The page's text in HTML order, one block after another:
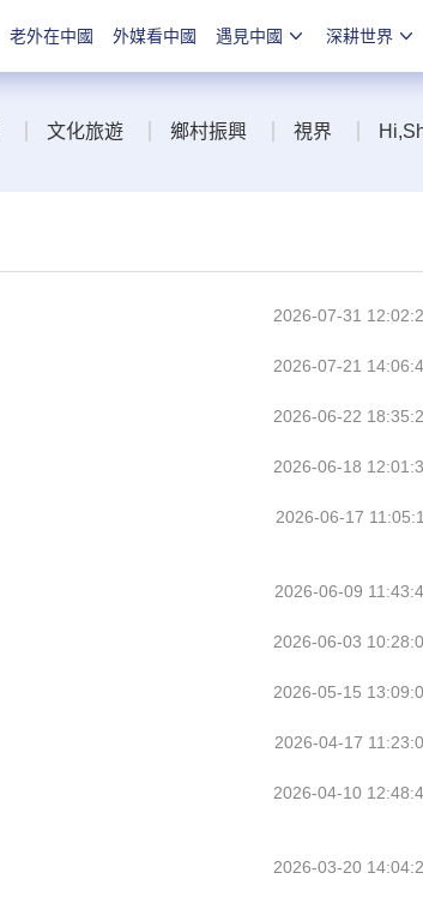
老外在中國 外媒看中國 遇見中國 深耕世界
文化旅遊 鄉村振興 視界
2026-07-31
2026-07-21
2026-06-22
2026-06-18
2026-06-17
2026-06-09
2026-06-03
2026-05-15
2026-04-17
2026-04-10
2026-03-20